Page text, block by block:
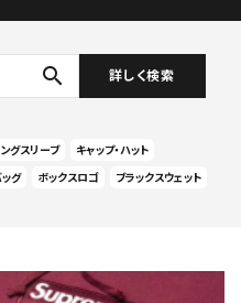
search 詳しく検索
グスリーブ
キャップ・ハット
グ ボックスロゴ ブラックスウェット